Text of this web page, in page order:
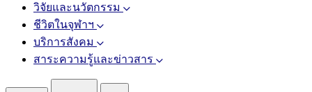
วิจัยและนวัตกรรม
ชีวิตในจุฬาฯ
บริการสังคม
สาระความรู้และข่าวสาร